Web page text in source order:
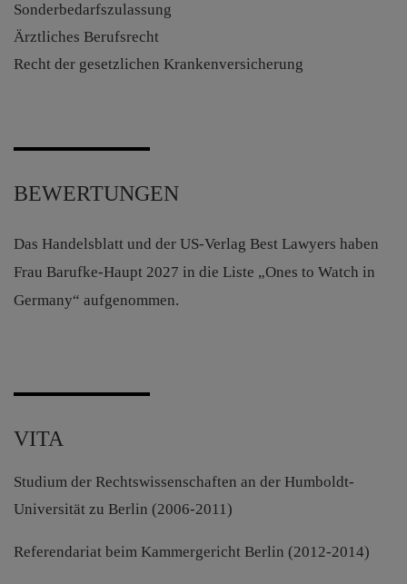
Sonderbedarfszulassung
Ärztliches Berufsrecht
Recht der gesetzlichen Krankenversicherung
BEWERTUNGEN
Das Handelsblatt und der US-Verlag Best Lawyers haben
Frau Barufke-Haupt 2027 in die Liste „Ones to Watch in
Germany“ aufgenommen.
VITA
Studium der Rechtswissenschaften an der Humboldt-
Universität zu Berlin (2006-2011)
Referendariat beim Kammergericht Berlin (2012-2014)